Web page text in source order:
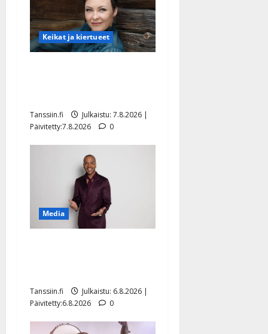
Keikat ja kiertueet
Tanssiin.fi
Julkaistu: 7.8.2026 |
Päivitetty:7.8.2026
0
Media
Tanssiin.fi
Julkaistu: 6.8.2026 |
Päivitetty:6.8.2026
0